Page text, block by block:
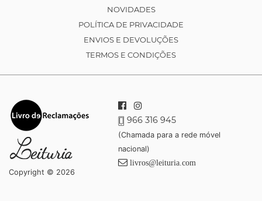
NOVIDADES
POLÍTICA DE PRIVACIDADE
ENVIOS E DEVOLUÇÕES
TERMOS E CONDIÇÕES
Copyright © 2026
966 316 945
(Chamada para a rede móvel
nacional)
livros@leituria.com